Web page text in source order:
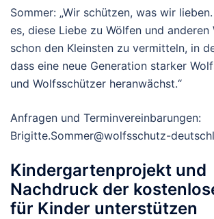
Sommer: „Wir schützen, was wir
es, diese Liebe zu Wölfen und anderen
schon den Kleinsten zu vermitteln, in
dass eine neue Generation starker
und Wolfsschützer heranwächst.“
Anfragen und Terminvereinbarungen:
Brigitte.Sommer@wolfsschutz-
Kindergartenprojekt und
Nachdruck der
für Kinder unterstützen